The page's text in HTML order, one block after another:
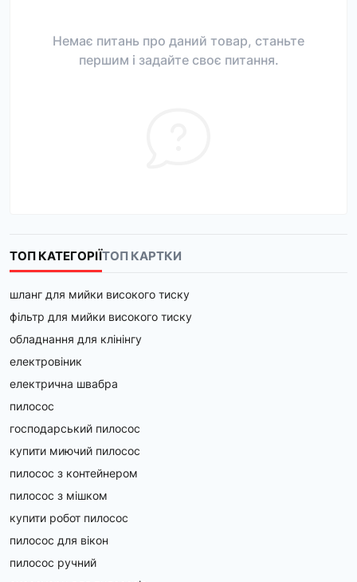
Немає питань про даний товар, станьте
першим і задайте своє питання.
ТОП КАТЕГОРІЇТОП КАРТКИ
шланг для мийки високого тиску
фільтр для мийки високого тиску
обладнання для клінінгу
електровіник
електрична швабра
пилосос
господарський пилосос
купити миючий пилосос
пилосос з контейнером
пилосос з мішком
купити робот пилосос
пилосос для вікон
пилосос ручний